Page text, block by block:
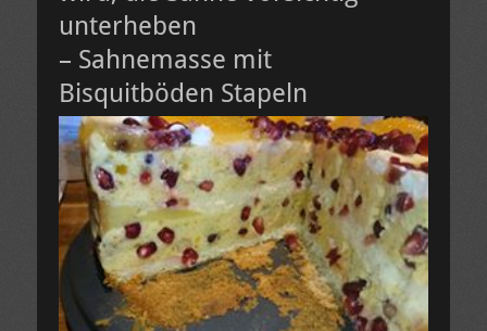
unterheben
– Sahnemasse mit
Bisquitböden Stapeln